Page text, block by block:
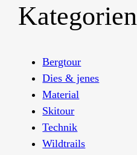
Kategorien
Bergtour
Dies & jenes
Material
Skitour
Technik
Wildtrails